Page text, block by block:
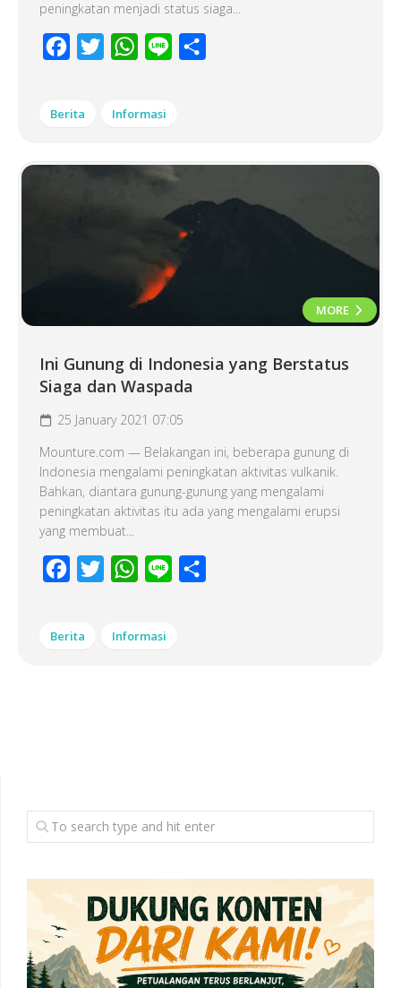
peningkatan menjadi status siaga...
Facebook
Twitter WhatsApp
Line
Berita Informasi
MORE
Ini Gunung di Indonesia yang Berstatus
Siaga dan Waspada
25 January 2021 07:05
Mounture.com — Belakangan ini, beberapa gunung di
Indonesia mengalami peningkatan aktivitas vulkanik.
Bahkan, diantara gunung-gunung yang mengalami
peningkatan aktivitas itu ada yang mengalami erupsi
yang membuat...
Facebook
Twitter WhatsApp
Line
Berita Informasi